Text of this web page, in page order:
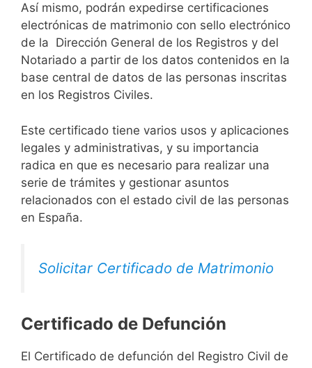
Así mismo, podrán expedirse certificaciones
electrónicas de matrimonio con sello electrónico
de la Dirección General de los Registros y del
Notariado a partir de los datos contenidos en la
base central de datos de las personas inscritas
en los Registros Civiles.
Este certificado tiene varios usos y aplicaciones
legales y administrativas, y su importancia
radica en que es necesario para realizar una
serie de trámites y gestionar asuntos
relacionados con el estado civil de las personas
en España.
Solicitar Certificado de Matrimonio
Certificado de Defunción
El Certificado de defunción del Registro Civil de